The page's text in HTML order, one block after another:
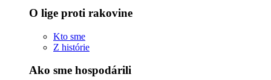
O lige proti rakovine
Kto sme
Z histórie
Ako sme hospodárili